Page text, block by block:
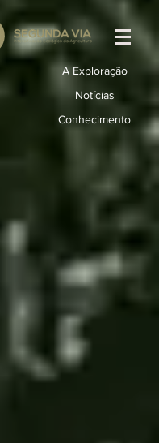
A Exploração
Notícias
Conhecimento